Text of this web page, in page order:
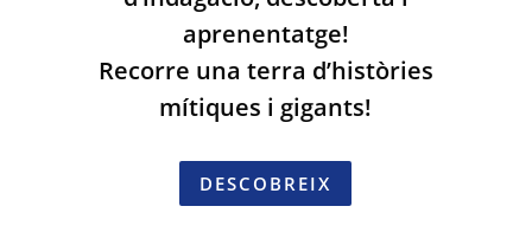
aprenentatge!
Recorre una terra d’històries
mítiques i gigants!
DESCOBREIX